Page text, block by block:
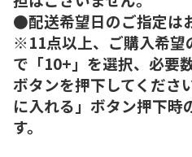
●配送希望日のご指定は
※11点以上、ご購入希望
で「10+」を選択、必要
ボタンを押下してくださ
に入れる」ボタン押下時
す。